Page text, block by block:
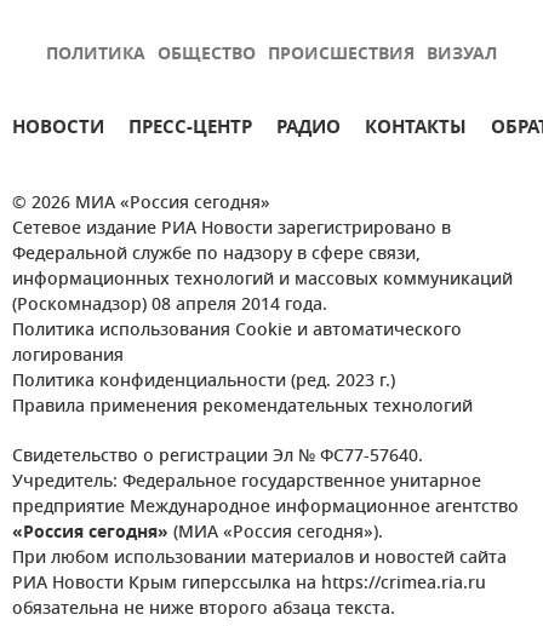
ПОЛИТИКА ОБЩЕСТВО ПРОИСШЕСТВИЯ ВИЗУАЛ
НОВОСТИ ПРЕСС-ЦЕНТР РАДИО КОНТАКТЫ
© 2026 МИА «Россия сегодня»
Сетевое издание РИА Новости зарегистрировано в
Федеральной службе по надзору в сфере связи,
информационных технологий и массовых коммуникаций
(Роскомнадзор) 08 апреля 2014 года.
Политика использования Cookie и автоматического
логирования
Политика конфиденциальности (ред. 2023 г.)
Правила применения рекомендательных технологий
Свидетельство о регистрации Эл № ФС77-57640.
Учредитель: Федеральное государственное унитарное
предприятие Международное информационное агентство
«Россия сегодня» (МИА «Россия сегодня»).
При любом использовании материалов и новостей сайта
РИА Новости Крым гиперссылка на https://crimea.ria.ru
обязательна не ниже второго абзаца текста.